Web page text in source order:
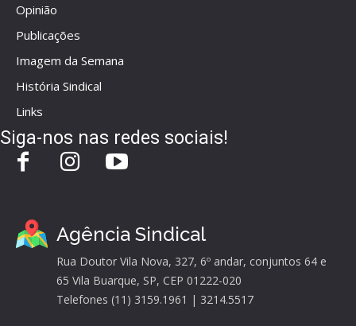
Opinião
Publicações
Imagem da Semana
História Sindical
Links
Siga-nos nas redes sociais!
Agência Sindical
Rua Doutor Vila Nova, 327, 6º andar, conjuntos 64 e
65 Vila Buarque, SP, CEP 01222-020
Telefones (11) 3159.1961 | 3214.5517